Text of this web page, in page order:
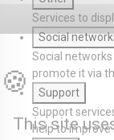
Services to
Social
Social
promote it via
Support
Support
help to improve
This site